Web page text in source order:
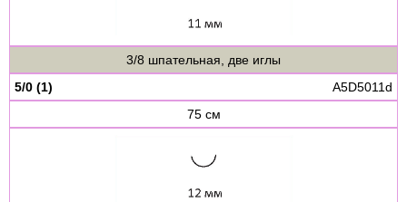
3/8 шпательная, две иглы
5/0 (1)
A5D5011d
75 см